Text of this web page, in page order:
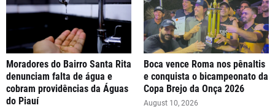
Moradores do Bairro Santa Rita
denunciam falta de água e
cobram providências da Águas
do Piauí
Boca vence Roma nos pênaltis
e conquista o bicampeonato da
Copa Brejo da Onça 2026
August 10, 2026